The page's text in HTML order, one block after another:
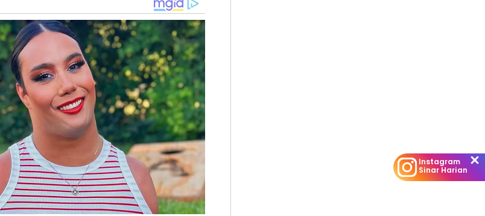
dipercayai bermula sekitar RM3,500 sebulan
utama yang menarik kehadiran ramai pencari
kerja. Foto FB Datuk Shadan Othman
gaji yang dipercayai bermula
sebulan menjadi antara faktor
kehadiran ramai pencari kerja.
Instagram
Sinar Harian